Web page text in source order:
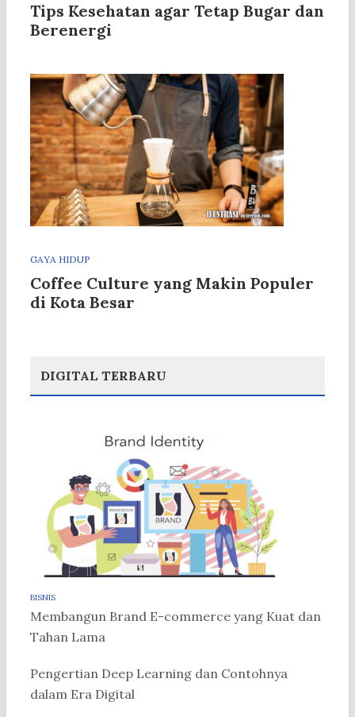
Tips Kesehatan agar Tetap Bugar dan
Berenergi
GAYA HIDUP
Coffee Culture yang Makin Populer
di Kota Besar
DIGITAL TERBARU
BISNIS
Membangun Brand E-commerce yang Kuat dan
Tahan Lama
Pengertian Deep Learning dan Contohnya
dalam Era Digital